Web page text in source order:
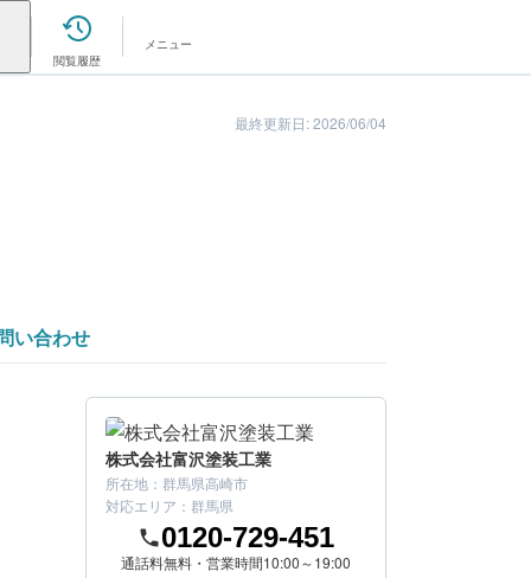
閲覧履歴
メニュー
最終更新日: 2026/06/04
い合わせ
かがでしたか？
株式会社富沢塗装工業
所在地： 群馬県高崎市
対応エリア： 群馬県
0120-729-451
通話料無料・営業時間10:00～19:00